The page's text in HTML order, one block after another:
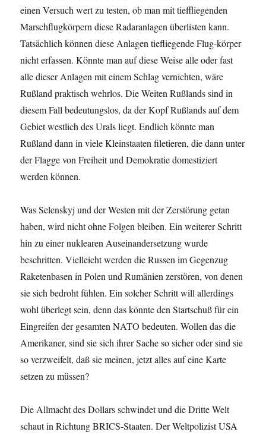
einen Versuch wert zu testen, ob man mit tieffliegenden
Marschflugkörpern diese Radaranlagen überlisten kann.
Tatsächlich können diese Anlagen tiefliegende Flug-körper
nicht erfassen. Könnte man auf diese Weise alle oder fast
alle dieser Anlagen mit einem Schlag vernichten, wäre
Rußland praktisch wehrlos. Die Weiten Rußlands sind in
diesem Fall bedeutungslos, da der Kopf Rußlands auf dem
Gebiet westlich des Urals liegt. Endlich könnte man
Rußland dann in viele Kleinstaaten filetieren, die dann unter
der Flagge von Freiheit und Demokratie domestiziert
werden können.
Was Selenskyj und der Westen mit der Zerstörung getan
haben, wird nicht ohne Folgen bleiben. Ein weiterer Schritt
hin zu einer nuklearen Auseinandersetzung wurde
beschritten. Vielleicht werden die Russen im Gegenzug
Raketenbasen in Polen und Rumänien zerstören, von denen
sie sich bedroht fühlen. Ein solcher Schritt will allerdings
wohl überlegt sein, denn das könnte den Startschuß für ein
Eingreifen der gesamten NATO bedeuten. Wollen das die
Amerikaner, sind sie sich ihrer Sache so sicher oder sind sie
so verzweifelt, daß sie meinen, jetzt alles auf eine Karte
setzen zu müssen?
Die Allmacht des Dollars schwindet und die Dritte Welt
schaut in Richtung BRICS-Staaten. Der Weltpolizist USA